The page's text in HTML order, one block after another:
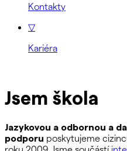
Kontakty
▽
Kariéra
Jsem škola
Jazykovou a odbornou a
podporu poskytujeme